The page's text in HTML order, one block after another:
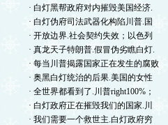
· 白灯黑帮政府对内摧毁美国经济.
· 白灯伪府司法武器化构陷川普.国
· 开放边界.社会契约失效；以色列
· 真龙天子特朗普.假冒伪劣瞧白灯.
· 每当川普揭露国家正在发生的腐败
· 奥黑白灯统治的后果.美国的女性
· 全世界都看到了.川普right100%；
· 白灯政府正在摧毁我们的国家.川
· 我们需要一个救世主.白灯政府穷